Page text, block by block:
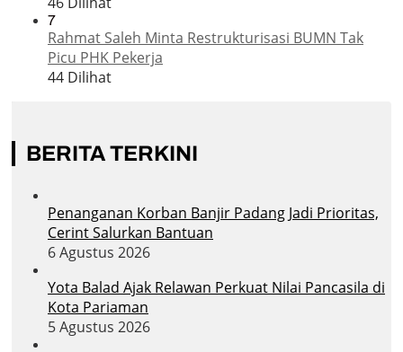
7
Rahmat Saleh Minta Restrukturisasi BUMN Tak
Picu PHK Pekerja
44 Dilihat
BERITA TERKINI
Penanganan Korban Banjir Padang Jadi Prioritas,
Cerint Salurkan Bantuan
6 Agustus 2026
Yota Balad Ajak Relawan Perkuat Nilai Pancasila di
Kota Pariaman
5 Agustus 2026